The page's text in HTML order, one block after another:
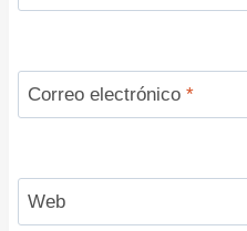
Correo electrónico *
Web